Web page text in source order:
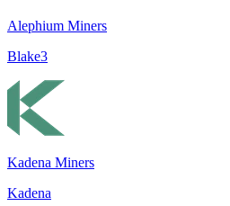
Alephium Miners
Blake3
Kadena Miners
Kadena